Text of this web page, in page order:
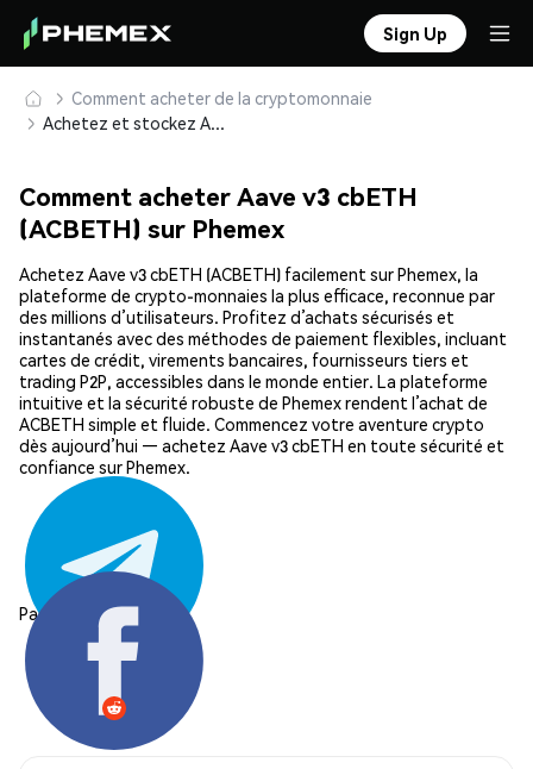
Sign Up
Comment acheter de la cryptomonnaie
Achetez et stockez Aave v3 cbETH (ACBETH) en toute sécurité
Comment acheter Aave v3 cbETH
(ACBETH) sur Phemex
Achetez Aave v3 cbETH (ACBETH) facilement sur Phemex, la
plateforme de crypto-monnaies la plus efficace, reconnue par
des millions d’utilisateurs. Profitez d’achats sécurisés et
instantanés avec des méthodes de paiement flexibles, incluant
cartes de crédit, virements bancaires, fournisseurs tiers et
trading P2P, accessibles dans le monde entier. La plateforme
intuitive et la sécurité robuste de Phemex rendent l’achat de
ACBETH simple et fluide. Commencez votre aventure crypto
dès aujourd’hui — achetez Aave v3 cbETH en toute sécurité et
confiance sur Phemex.
Partager: